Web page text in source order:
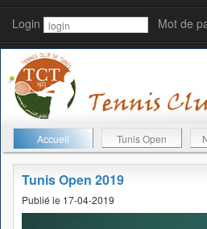
Login Mot de
Accueil Tunis Open
Tunis Open 2019
Publié le 17-04-2019